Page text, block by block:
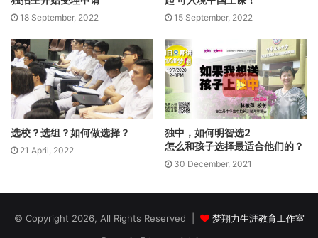
的孩子，一个负责任的世界公民。”
郑敏慧深信，要培养出自主学习力强，且具全球性的未来人
才，必须要有具前瞻性，且跨越疆界的教学课程。她认为，安
大略省课程（The Ontario Curriculum）很符合这时代需求的
课程。她也是马来西亚推行这套加拿大教育系统的先驱。
安大略省课程在2018年被“国际学生能力评量计划（PISA）”评
选为10大最佳教育系统之一。到底这套加拿大教育系统有着怎
安大略省课程的课程设计着重在培养具批判性高思维的年轻一
18 September, 2022 15 September, 2022
选校？选组？如何做选择？
21 April, 2022
独中，如何明智选2
怎么和孩子选择最适合他们的？
30 December, 2021
© Copyright 2026, All Rights Reserved |
梦翔力生涯教育工作室